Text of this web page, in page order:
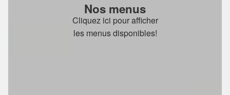
Nos menus
Cliquez ici pour afficher
les menus disponibles!